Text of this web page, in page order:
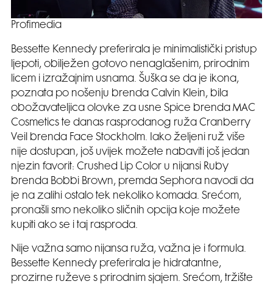
Profimedia
Bessette Kennedy preferirala je minimalistički pristup
ljepoti, obilježen gotovo nenaglašenim, prirodnim
licem i izražajnim usnama. Šuška se da je ikona,
poznata po nošenju brenda Calvin Klein, bila
obožavateljica olovke za usne Spice brenda MAC
Cosmetics te danas rasprodanog ruža Cranberry
Veil brenda Face Stockholm. Iako željeni ruž više
nije dostupan, još uvijek možete nabaviti još jedan
njezin favorit: Crushed Lip Color u nijansi Ruby
brenda Bobbi Brown, premda Sephora navodi da
je na zalihi ostalo tek nekoliko komada. Srećom,
pronašli smo nekoliko sličnih opcija koje možete
kupiti ako se i taj rasproda.
Nije važna samo nijansa ruža, važna je i formula.
Bessette Kennedy preferirala je hidratantne,
prozirne ruževe s prirodnim sjajem. Srećom, tržište